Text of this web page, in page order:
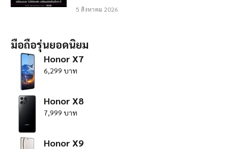
5 สิงหาคม 2026
มือถือรุ่นยอดนิยม
Honor X7
6,299 บาท
Honor X8
7,999 บาท
Honor X9